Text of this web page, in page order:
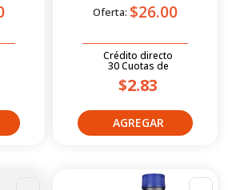
Oferta: $26.00
Crédito directo
30Cuotas de
$2.83